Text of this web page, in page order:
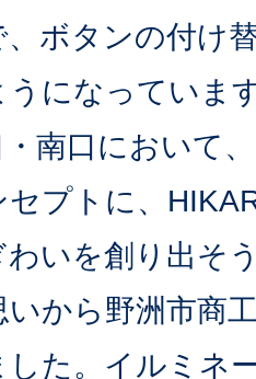
ボタンの付け
うになっていま
南口において
プトに、
いを創り出そ
から野洲市商
した。イルミネ